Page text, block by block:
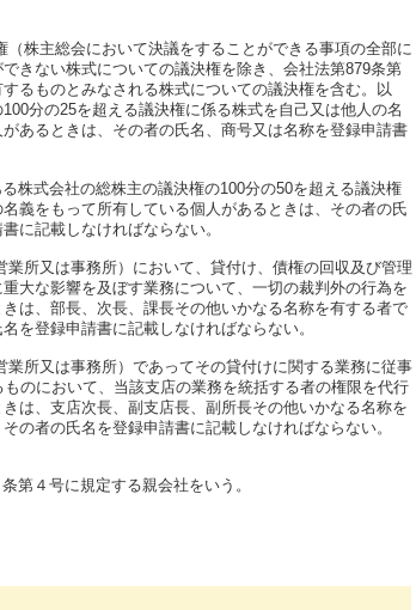
株主総会において決議をすることができる事項の全部に
きない株式についての議決権を除き、会社法第879条第
るものとみなされる株式についての議決権を含む。以
分の25を超える議決権に係る株式を自己又は他人の名
あるときは、その者の氏名、商号又は名称を登録申請書
株式会社の総株主の議決権の100分の50を超える議決権
義をもって所有している個人があるときは、その者の氏
に記載しなければならない。
所又は事務所）において、貸付け、債権の回収及び管理
大な影響を及ぼす業務について、一切の裁判外の行為を
は、部長、次長、課長その他いかなる名称を有する者で
を登録申請書に記載しなければならない。
所又は事務所）であってその貸付けに関する業務に従事
のにおいて、当該支店の業務を統括する者の権限を代行
は、支店次長、副支店長、副所長その他いかなる名称を
の者の氏名を登録申請書に記載しなければならない。
第４号に規定する親会社をいう。